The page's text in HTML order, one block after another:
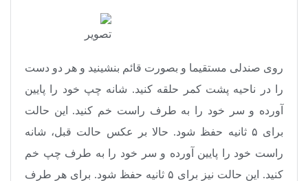
روی صندلی مستقیما و بصورت قائم بنشینید و هر دو دست
را در ناحیه پشت کمر حلقه کنید. شانه چپ خود را پایین
آورده و سر خود را به طرف راست خم کنید. این حالت
برای ۵ ثانیه حفظ شود. حالا بر عکس حالت قبل، شانه
راست خود را پایین آورده و سر خود را به طرف چپ خم
کنید. این حالت نیز برای ۵ ثانیه حفظ شود. برای هر طرف